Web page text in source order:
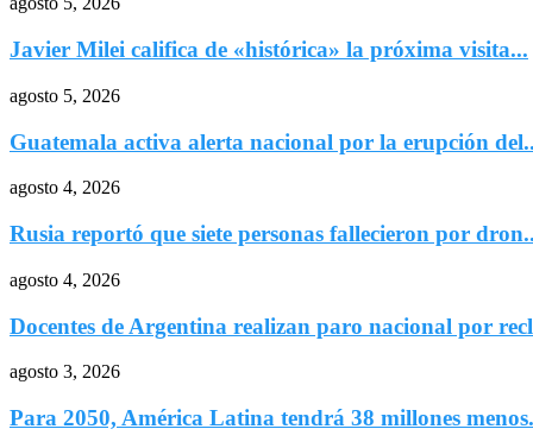
Javier Milei califica de «histórica» la próxima visita...
agosto 5, 2026
Guatemala activa alerta nacional por la erupción
agosto 4, 2026
Rusia reportó que siete personas fallecieron por
agosto 4, 2026
Docentes de Argentina realizan paro nacional por
agosto 3, 2026
Para 2050, América Latina tendrá 38 millones